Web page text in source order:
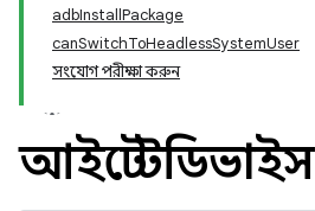
adbInstallPackage
canSwitchToHeadlessSystemUser
সংযোগ পরীক্ষা করুন
আইটেস্টডিভাইস